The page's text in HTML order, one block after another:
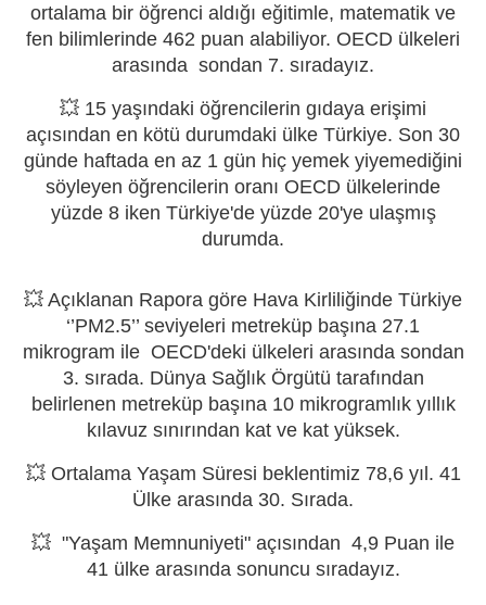
ortalama bir öğrenci aldığı eğitimle, matematik ve
fen bilimlerinde 462 puan alabiliyor. OECD ülkeleri
arasında sondan 7. sıradayız.
💥 15 yaşındaki öğrencilerin gıdaya erişimi
açısından en kötü durumdaki ülke Türkiye. Son 30
günde haftada en az 1 gün hiç yemek yiyemediğini
söyleyen öğrencilerin oranı OECD ülkelerinde
yüzde 8 iken Türkiye'de yüzde 20'ye ulaşmış
durumda.
💥 Açıklanan Rapora göre Hava Kirliliğinde Türkiye
‘’PM2.5’’ seviyeleri metreküp başına 27.1
mikrogram ile OECD'deki ülkeleri arasında sondan
3. sırada. Dünya Sağlık Örgütü tarafından
belirlenen metreküp başına 10 mikrogramlık yıllık
kılavuz sınırından kat ve kat yüksek.
💥 Ortalama Yaşam Süresi beklentimiz 78,6 yıl. 41
Ülke arasında 30. Sırada.
💥 "Yaşam Memnuniyeti" açısından 4,9 Puan ile
41 ülke arasında sonuncu sıradayız.